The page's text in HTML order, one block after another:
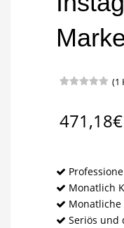
basierend
(1
471,18€
Monatlich
Monatliche
Seriös und